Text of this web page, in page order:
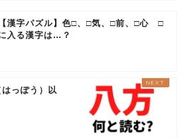
【漢字パズル】色□、□気、□前、□心 □
入る漢字は…？
はっぽう）以